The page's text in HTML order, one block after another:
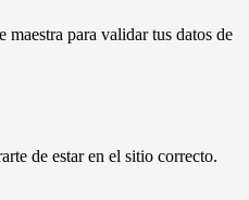
maestra para validar tus datos de
de estar en el sitio correcto.